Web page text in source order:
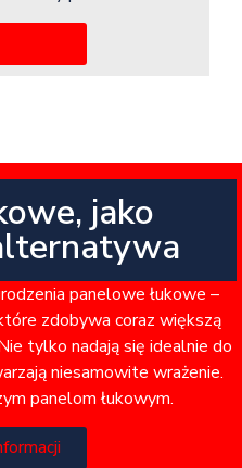
jako
panelowe łukowe –
zdobywa coraz większą
tylko nadają się idealnie do
niesamowite wrażenie.
panelom łukowym.